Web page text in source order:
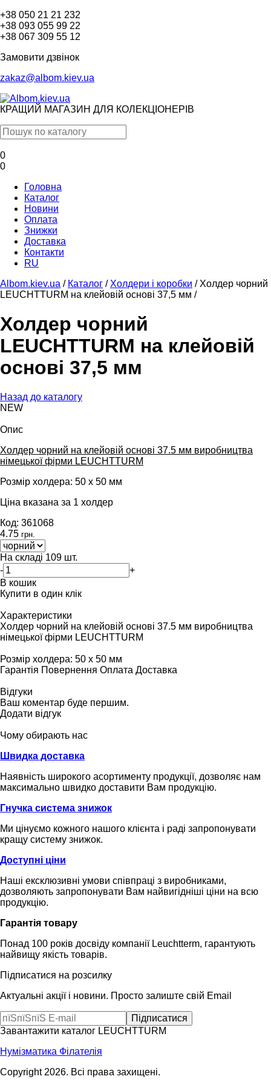
+38 050 21 21 232
+38 093 055 99 22
+38 067 309 55 12
Замовити дзвінок
zakaz@albom.kiev.ua
КРАЩИЙ МАГАЗИН ДЛЯ КОЛЕКЦІОНЕРІВ
0
0
Головна
Каталог
Новини
Оплата
Знижки
Доставка
Контакти
RU
Albom.kiev.ua / Каталог / Холдери і коробки / Холдер чорний
LEUCHTTURM на клейовій основі 37,5 мм /
Холдер чорний
LEUCHTTURM на клейовій
основі 37,5 мм
Назад до каталогу
NEW
Опис
Холдер чорний на клейовій основі 37.5 мм виробництва
німецької фірми LEUCHTTURM
Розмір холдера: 50 х 50 мм
Ціна вказана за 1 холдер
Код: 361068
4.75 грн.
На складі 109 шт.
-
+
В кошик
Купити в один клік
Характеристики
Холдер чорний на клейовій основі 37.5 мм виробництва
німецької фірми LEUCHTTURM
Розмір холдера: 50 х 50 мм
Гарантія Повернення Оплата Доставка
Відгуки
Ваш коментар буде першим.
Додати відгук
Чому обирають нас
Швидка доставка
Наявність широкого асортименту продукції, дозволяє нам
максимально швидко доставити Вам продукцію.
Гнучка система знижок
Ми цінуємо кожного нашого клієнта і раді запропонувати
кращу систему знижок.
Доступні ціни
Наші ексклюзивні умови співпраці з виробниками,
дозволяють запропонувати Вам найвигідніші ціни на всю
продукцію.
Гарантія товару
Понад 100 років досвіду компанії Leuchtterm, гарантують
найвищу якість товарів.
Підписатися на розсилку
Актуальні акції і новини. Просто залиште свій Email
Завантажити каталог LEUCHTTURM
Нумізматика Філателія
Copyright 2026. Всі права захищені.